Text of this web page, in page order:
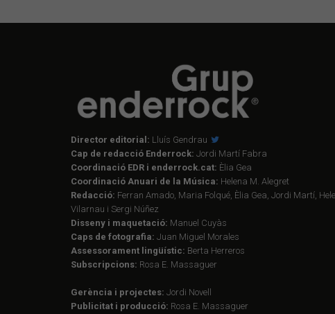
Director editorial: Lluís Gendrau
Cap de redacció Enderrock: Jordi Martí Fabra
Coordinació EDR i enderrock.cat: Èlia Gea
Coordinació Anuari de la Música: Helena M. Alegret
Redacció: Ferran Amado, Maria Folqué, Èlia Gea, Jordi Martí,
Vilarnau i Sergi Núñez
Disseny i maquetació: Manuel Cuyàs
Caps de fotografia: Juan Miguel Morales
Assessorament lingüístic: Berta Herreros
Subscripcions: Rosa E. Massaguer
Gerència i projectes: Jordi Novell
Publicitat i producció: Rosa E. Massaguer